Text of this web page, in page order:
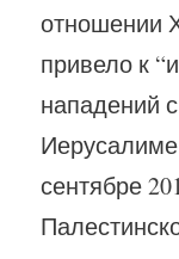
отношении
привело к
нападений
сентябре